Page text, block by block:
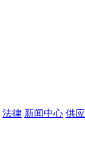
法律 新闻中心 供